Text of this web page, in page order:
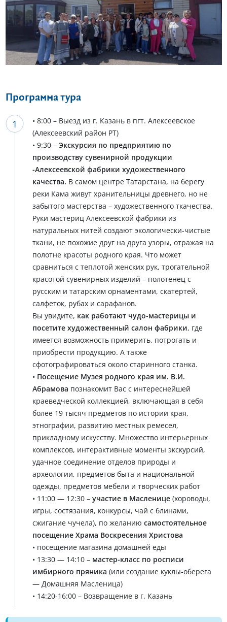
Еще 8 фото
Программа тура
• 8:00 – Выезд из г. Казань в пгт. Алексеевское
(Алексеевский район РТ)
• 9:30 – Экскурсия по предприятию по
производству сувенирной продукции
-Алексеевской фабрики художественного
качества. В самом центре Татарстана, на берегу
реки Кама живут хранительницы древнего, но не
забытого мастерства – художественного ткачества.
Руки мастериц Алексеевской фабрики из
натуральных нитей создают экологически-чистые
ткани, не похожие друг на друга узоры, отражая на
полотне красоты родного края. Что может
сравниться с теплотой женских рук, трогательной
красотой сувенирных изделий – полотенец с
русским и татарским орнаментами, скатертей,
салфеток, рубах и сарафанов.
Вы увидите, как работают чудо-мастерицы и
посетите художественный салон фабрики, где
имеется возможность примерить, потрогать и
приобрести продукцию. А также
сфотографироваться около старинного станка.
• Посещение Музея родного края им. В.И.
Абрамова познакомит Вас с интереснейшей
краеведческой коллекцией, включающая в себя
более 19 тысяч предметов по истории края,
этнографии, развитию местных ремесел,
прикладному искусству. Множество интерьерных
комплексов, интерактивные моменты экскурсий,
удачное соединение отделов природы и
археологии, предметов быта и национальной
одежды, предметов мебели и творческих работ
• 11:00 — 12:30 – участие в Масленице(хороводы,
игры, состязания, конкурсы, чай с блинами,
сжигание чучела), по желанию самостоятельное
посещение Храма Воскресения Христова
• посещение магазина домашней еды
• 13:30 — 14:10 – мастер-класс по росписи
имбирного пряника (или создание куклы-оберега
— Домашняя Масленица)
• 14:20-16:00 – Возвращение в г. Казань